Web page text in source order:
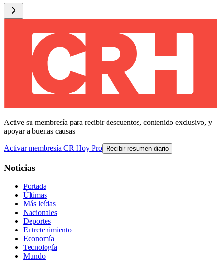
Active su membresía para recibir descuentos, contenido exclusivo, y
apoyar a buenas causas
Activar membresía CR Hoy Pro Recibir resumen diario
Noticias
Portada
Últimas
Más leídas
Nacionales
Deportes
Entretenimiento
Economía
Tecnología
Mundo